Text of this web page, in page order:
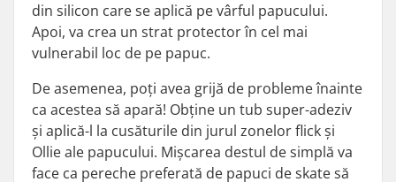
din silicon care se aplică pe vârful papucului.
Apoi, va crea un strat protector în cel mai
vulnerabil loc de pe papuc.
De asemenea, poți avea grijă de probleme înainte
ca acestea să apară! Obține un tub super-adeziv
și aplică-l la cusăturile din jurul zonelor flick și
Ollie ale papucului. Mișcarea destul de simplă va
face ca pereche preferată de papuci de skate să